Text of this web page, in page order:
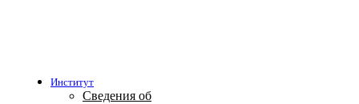
Институт
Сведения об